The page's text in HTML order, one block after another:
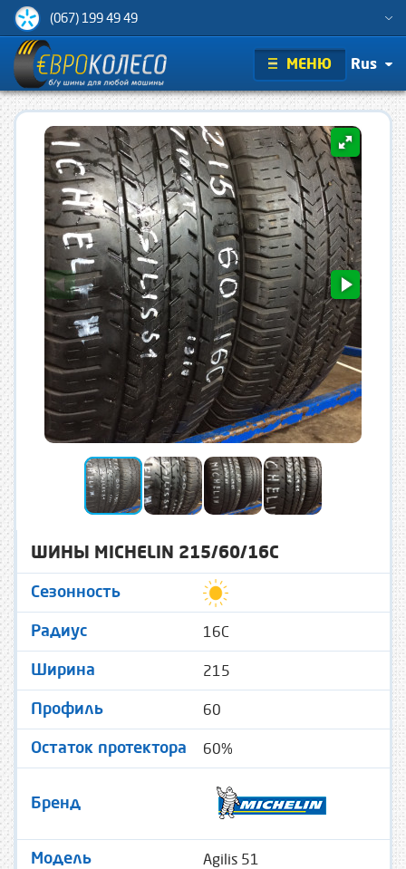
(067) 199 49 49
МЕНЮ Rus
ШИНЫ MICHELIN 215/60/16C
Сезонность
Радиус 16C
Ширина 215
Профиль 60
Остаток протектора 60%
Бренд
Модель Agilis 51